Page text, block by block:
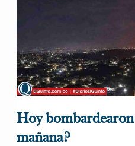
Hoy bombardearon
mañana?